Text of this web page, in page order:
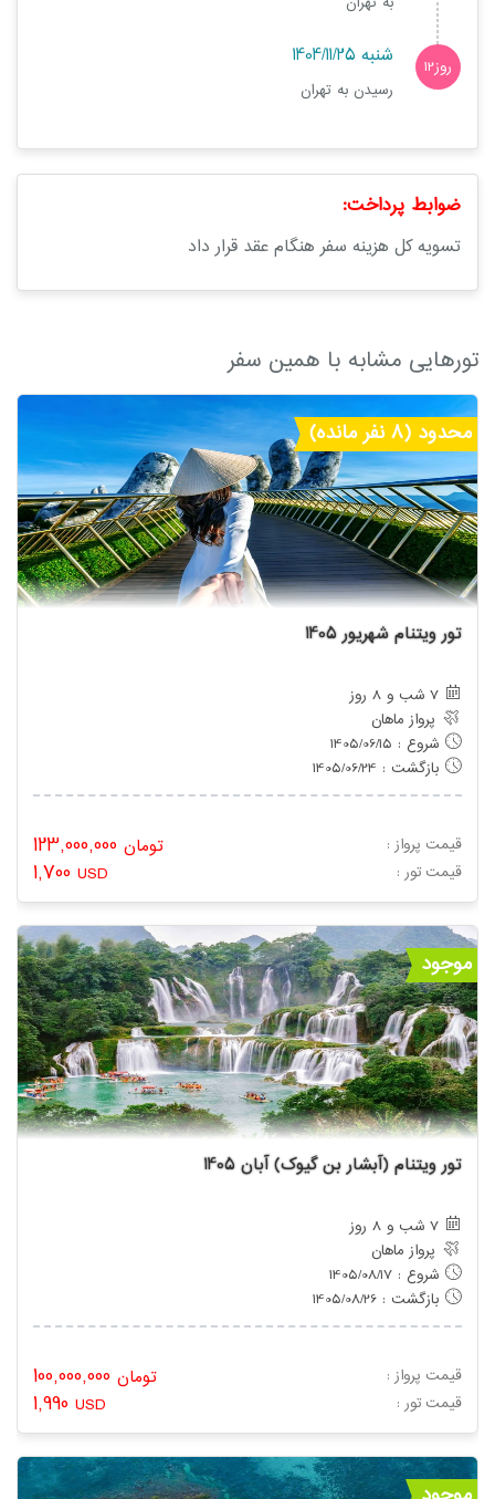
روز12 شنبه 1404/11/25
رسیدن به تهران
ضوابط پرداخت:
تسویه کل هزینه سفر هنگام عقد قرار داد
تورهایی مشابه با همین سفر
محدود (8 نفر مانده)
تور ویتنام شهریور 1405
7 شب و 8 روز
پرواز ماهان
شروع : 1405/06/15
بازگشت : 1405/06/24
تومان قیمت پرواز :
1,700 USD : قیمت تور
موجود
تور ویتنام (آبشار بن گیوک) آبان 1405
7 شب و 8 روز
پرواز ماهان
شروع : 1405/08/17
بازگشت : 1405/08/26
تومان قیمت پرواز :
1,990 USD : قیمت تور